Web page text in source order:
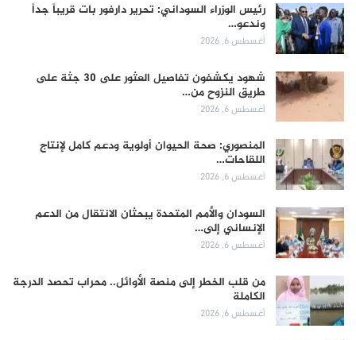
رئيس الوزراء السوداني: تحرير دارفور بات قريباً جداً
وندعو…
أغسطس 6, 2026
شهود يكشفون تفاصيل العثور على 30 جثة على
طريق النزوح من…
أغسطس 6, 2026
المنصوري: صحة الحيوان أولوية ودعم كامل لإنتاج
اللقاحات…
أغسطس 6, 2026
السودان والأمم المتحدة يبحثان الانتقال من الدعم
الإنساني إلى…
أغسطس 6, 2026
من قلب الخطر إلى منصة الأوائل.. محراب تحصد الدرجة
الكاملة
أغسطس 6, 2026